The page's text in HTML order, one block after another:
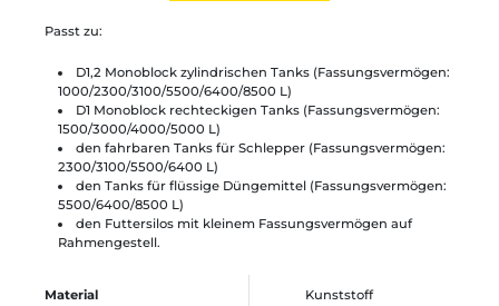
Passt zu:
D1,2 Monoblock zylindrischen Tanks (Fassungsvermögen:
1000/2300/3100/5500/6400/8500 L)
D1 Monoblock rechteckigen Tanks (Fassungsvermögen:
1500/3000/4000/5000 L)
den fahrbaren Tanks für Schlepper (Fassungsvermögen:
2300/3100/5500/6400 L)
den Tanks für flüssige Düngemittel (Fassungsvermögen:
5500/6400/8500 L)
den Futtersilos mit kleinem Fassungsvermögen auf
Rahmengestell.
Material Kunststoff